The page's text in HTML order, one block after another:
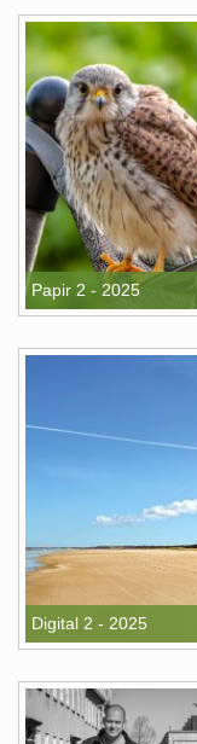
Papir 2 - 2025
Digital 2 - 2025